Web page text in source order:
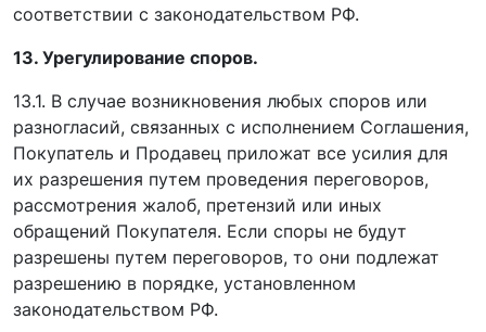
соответствии с законодательством РФ.
13. Урегулирование споров.
13.1. В случае возникновения любых споров или
разногласий, связанных с исполнением Соглашения,
Покупатель и Продавец приложат все усилия для
их разрешения путем проведения переговоров,
рассмотрения жалоб, претензий или иных
обращений Покупателя. Если споры не будут
разрешены путем переговоров, то они подлежат
разрешению в порядке, установленном
законодательством РФ.